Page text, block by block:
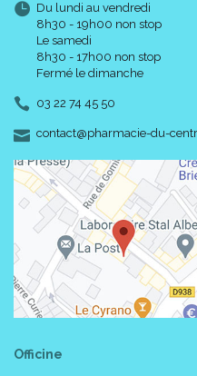
Du lundi au vendredi
8h30 - 19h00 non stop
Le samedi
8h30 - 17h00 non stop
Fermé le dimanche
03 22 74 45 50
contact-
@-
pharmacie-du-
Officine